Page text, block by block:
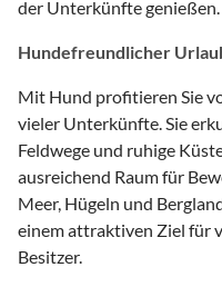
der Unterkünfte genießen.
Hundefreundlicher
Mit Hund profitieren Sie
vieler Unterkünfte. Sie
Feldwege und ruhige
ausreichend Raum für
Meer, Hügeln und
einem attraktiven Ziel für
Besitzer.